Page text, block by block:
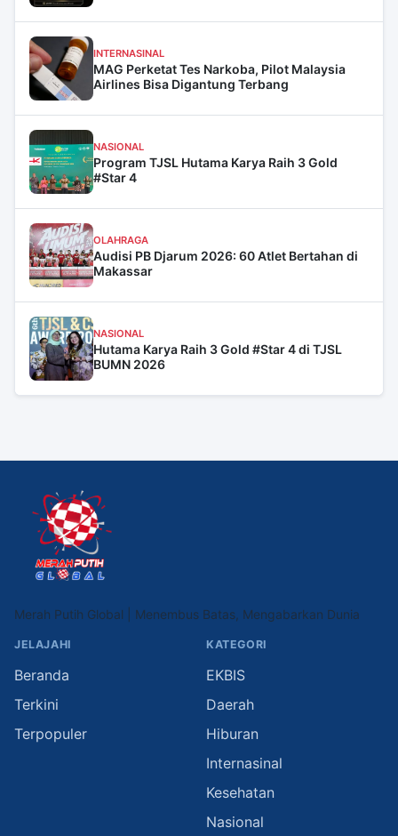
INTERNASINAL
MAG Perketat Tes Narkoba, Pilot Malaysia
Airlines Bisa Digantung Terbang
NASIONAL
Program TJSL Hutama Karya Raih 3 Gold
#Star 4
OLAHRAGA
Audisi PB Djarum 2026: 60 Atlet Bertahan di
Makassar
NASIONAL
Hutama Karya Raih 3 Gold #Star 4 di TJSL
BUMN 2026
Merah Putih Global | Menembus Batas, Mengabarkan Dunia
JELAJAHI
Beranda
Terkini
Terpopuler
KATEGORI
EKBIS
Daerah
Hiburan
Internasinal
Kesehatan
Nasional